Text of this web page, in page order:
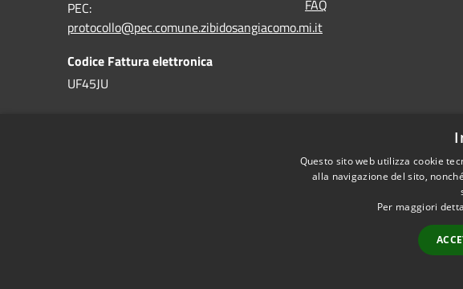
PEC:
protocollo@pec.comune.zibidosangiacomo.mi.it
Codice Fattura elettronica
UF45JU
FAQ
Questo sito web utilizza cookie
alla navigazione del sito,
Per maggiori